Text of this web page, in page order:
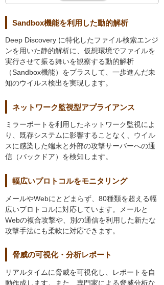
Sandbox機能を利用した動的解析
Deep Discovery に特化したファイル検索エンジ
ンを用いた静的解析に、仮想環境でファイルを
実行させて振る舞いを観察する動的解析
（Sandbox機能）をプラスして、一歩進んだ未
知のウイルス検出を実現します。
ネットワーク監視型アプライアンス
ミラーポートを利用したネットワーク監視によ
り、既存システムに影響することなく、ウイル
スに感染した端末と外部の攻撃サーバーへの通
信（バックドア）を検知します。
幅広いプロトコルをモニタリング
メールやWebにとどまらず、80種類を超える幅
広いプロトコルに対応しています。メールと
Webの複合攻撃や、別の通信を利用した新たな
攻撃手法にも柔軟に対応できます。
脅威の可視化・分析レポート
リアルタイムに脅威を可視化し、レポートを自
動作成します。また、専門家による脅威分析な